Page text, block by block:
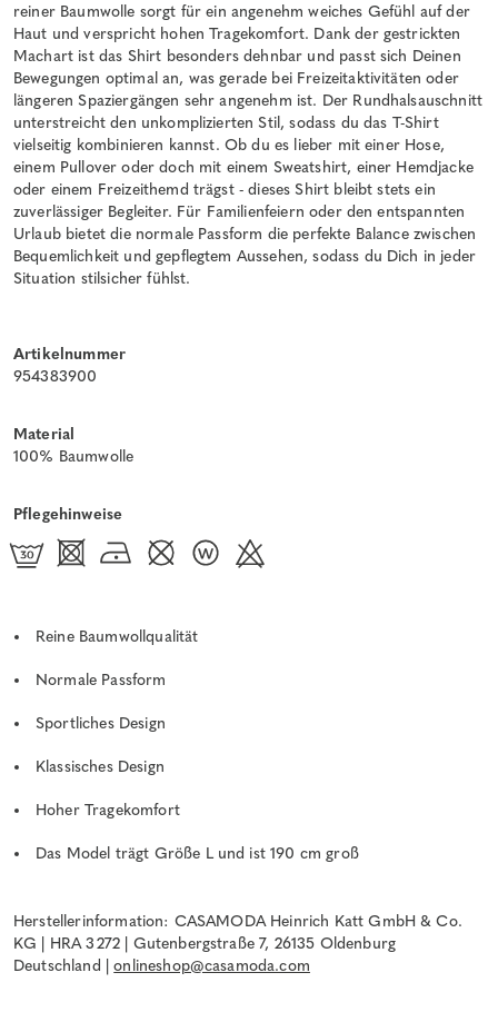
reiner Baumwolle sorgt für ein angenehm weiches Gefühl auf der
Haut und verspricht hohen Tragekomfort. Dank der gestrickten
Machart ist das Shirt besonders dehnbar und passt sich Deinen
Bewegungen optimal an, was gerade bei Freizeitaktivitäten oder
längeren Spaziergängen sehr angenehm ist. Der Rundhalsauschnitt
unterstreicht den unkomplizierten Stil, sodass du das T-Shirt
vielseitig kombinieren kannst. Ob du es lieber mit einer Hose,
einem Pullover oder doch mit einem Sweatshirt, einer Hemdjacke
oder einem Freizeithemd trägst - dieses Shirt bleibt stets ein
zuverlässiger Begleiter. Für Familienfeiern oder den entspannten
Urlaub bietet die normale Passform die perfekte Balance zwischen
Bequemlichkeit und gepflegtem Aussehen, sodass du Dich in jeder
Situation stilsicher fühlst.
Artikelnummer
954383900
Material
100% Baumwolle
Pflegehinweise
Reine Baumwollqualität
Normale Passform
Sportliches Design
Klassisches Design
Hoher Tragekomfort
Das Model trägt Größe L und ist 190 cm groß
Herstellerinformation: CASAMODA Heinrich Katt GmbH & Co.
KG | HRA 3272 | Gutenbergstraße 7, 26135 Oldenburg
Deutschland |onlineshop@casamoda.com